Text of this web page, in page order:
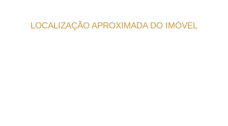
LOCALIZAÇÃO APROXIMADA DO IMÓVEL